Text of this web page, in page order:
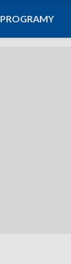
PROGRAMY